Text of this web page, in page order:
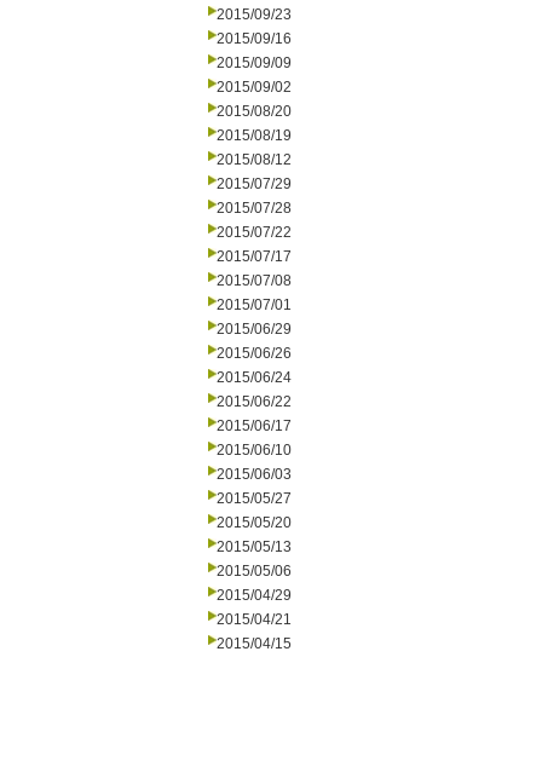
2015/09/23
2015/09/16
2015/09/09
2015/09/02
2015/08/20
2015/08/19
2015/08/12
2015/07/29
2015/07/28
2015/07/22
2015/07/17
2015/07/08
2015/07/01
2015/06/29
2015/06/26
2015/06/24
2015/06/22
2015/06/17
2015/06/10
2015/06/03
2015/05/27
2015/05/20
2015/05/13
2015/05/06
2015/04/29
2015/04/21
2015/04/15